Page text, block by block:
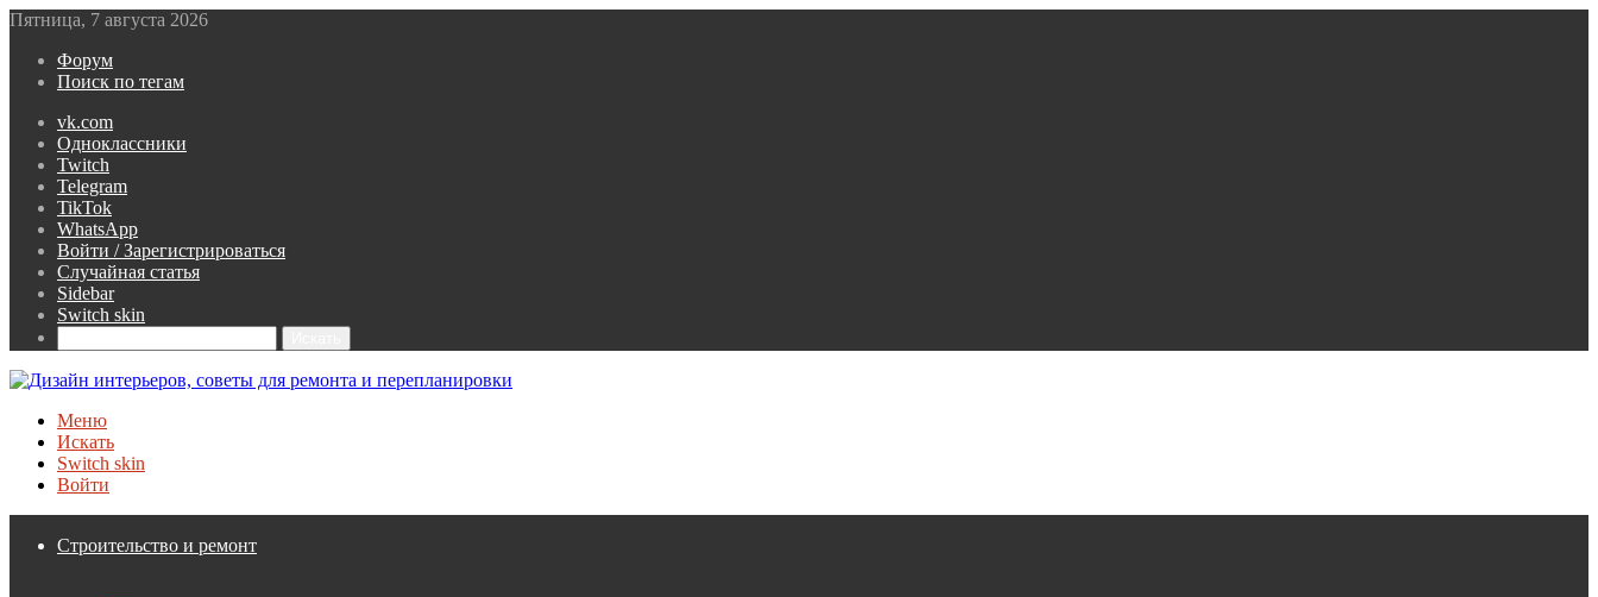
Пятница, 7 августа 2026
Форум
Поиск по тегам
vk.com
Одноклассники
Twitch
Telegram
TikTok
WhatsApp
Войти / Зарегистрироваться
Случайная статья
Sidebar
Switch skin
Меню
Искать
Switch skin
Войти
Строительство и ремонт